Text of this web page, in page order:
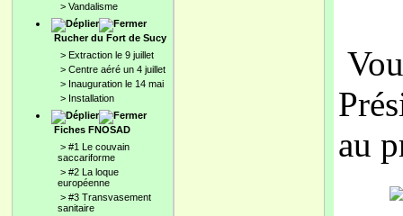
> Vandalisme
Rucher du Fort de Sucy
> Extraction le 9 juillet
> Centre aéré un 4 juillet
> Inauguration le 14 mai
> Installation
Fiches FNOSAD
> #1 Le couvain
saccariforme
> #2 La loque
européenne
> #3 Transvasement
sanitaire
au